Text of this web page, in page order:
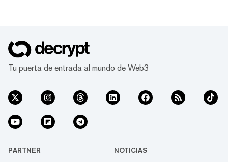
Tu puerta de entrada al mundo de Web3
PARTNER NOTICIAS